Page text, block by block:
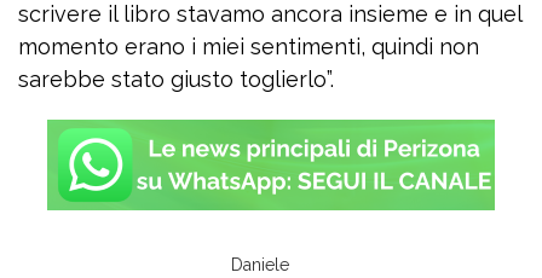
scrivere il libro stavamo ancora insieme e in quel
momento erano i miei sentimenti, quindi non
sarebbe stato giusto toglierlo”.
Daniele